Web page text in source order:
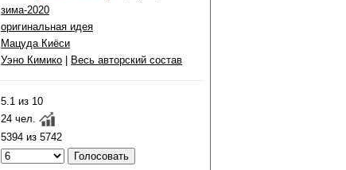
зима-2020
оригинальная идея
Мацуда Киёси
Уэно Кимико Весь авторский состав
5.1 из 10
24 чел.
5394 из 5742